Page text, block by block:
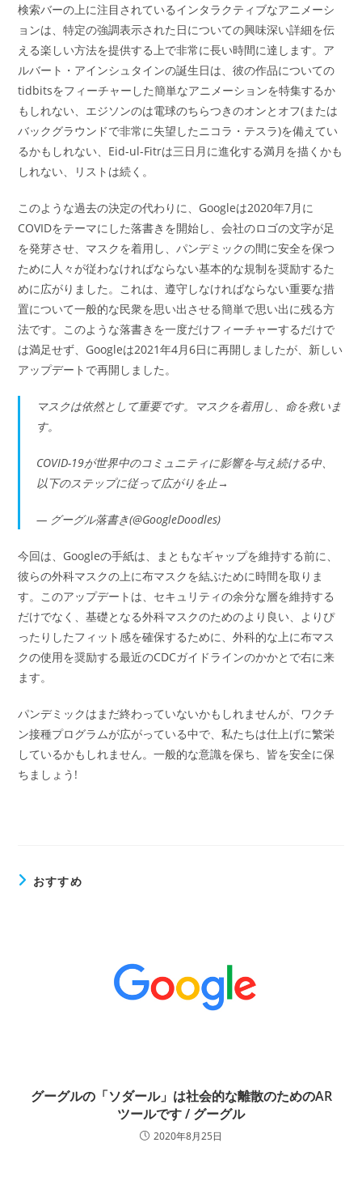
検索バーの上に注目されているインタラクティブなアニメーシ
ョンは、特定の強調表示された日についての興味深い詳細を伝
える楽しい方法を提供する上で非常に長い時間に達します。ア
ルバート・アインシュタインの誕生日は、彼の作品についての
tidbitsをフィーチャーした簡単なアニメーションを特集するか
もしれない、エジソンのは電球のちらつきのオンとオフ(または
バックグラウンドで非常に失望したニコラ・テスラ)を備えてい
るかもしれない、Eid-ul-Fitrは三日月に進化する満月を描くかも
しれない、リストは続く。
このような過去の決定の代わりに、Googleは2020年7月に
COVIDをテーマにした落書きを開始し、会社のロゴの文字が足
を発芽させ、マスクを着用し、パンデミックの間に安全を保つ
ために人々が従わなければならない基本的な規制を奨励するた
めに広がりました。これは、遵守しなければならない重要な措
置について一般的な民衆を思い出させる簡単で思い出に残る方
法です。このような落書きを一度だけフィーチャーするだけで
は満足せず、Googleは2021年4月6日に再開しましたが、新しい
アップデートで再開しました。
マスクは依然として重要です。マスクを着用し、命を救いま
す。
COVID-19が世界中のコミュニティに影響を与え続ける中、
以下のステップに従って広がりを止→
— グーグル落書き(@GoogleDoodles)
今回は、Googleの手紙は、まともなギャップを維持する前に、
彼らの外科マスクの上に布マスクを結ぶために時間を取りま
す。このアップデートは、セキュリティの余分な層を維持する
だけでなく、基礎となる外科マスクのためのより良い、よりぴ
ったりしたフィット感を確保するために、外科的な上に布マス
クの使用を奨励する最近のCDCガイドラインのかかとで右に来
ます。
パンデミックはまだ終わっていないかもしれませんが、ワクチ
ン接種プログラムが広がっている中で、私たちは仕上げに繁栄
しているかもしれません。一般的な意識を保ち、皆を安全に保
ちましょう!
おすすめ
グーグルの「ソダール」は社会的な離散のためのAR
ツールです / グーグル
2020年8月25日